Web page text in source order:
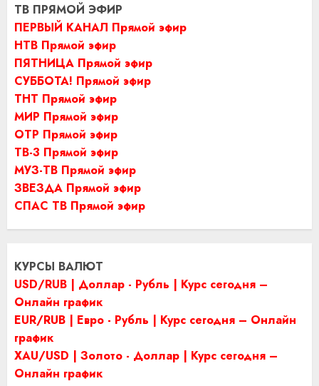
ТВ ПРЯМОЙ ЭФИР
ПЕРВЫЙ КАНАЛ Прямой эфир
НТВ Прямой эфир
ПЯТНИЦА Прямой эфир
СУББОТА! Прямой эфир
ТНТ Прямой эфир
МИР Прямой эфир
ОТР Прямой эфир
ТВ-3 Прямой эфир
МУЗ-ТВ Прямой эфир
ЗВЕЗДА Прямой эфир
СПАС ТВ Прямой эфир
КУРСЫ ВАЛЮТ
USD/RUB | Доллар - Рубль | Курс сегодня –
Онлайн график
EUR/RUB | Евро - Рубль | Курс сегодня – Онлайн
график
XAU/USD | Золото - Доллар | Курс сегодня –
Онлайн график